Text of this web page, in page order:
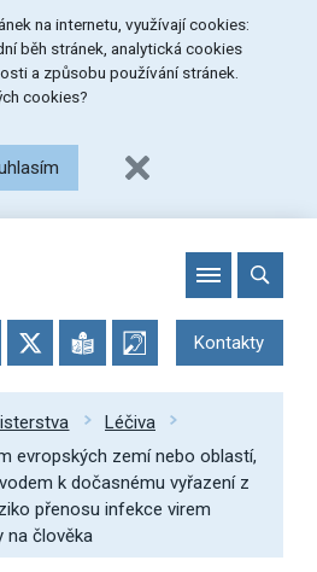
na internetu, využívají cookies:
běh stránek, analytická cookies
a způsobu používání stránek.
cookies?
Kontakty
Léčiva
evropských zemí nebo oblastí,
k dočasnému vyřazení z
přenosu infekce virem
na člověka